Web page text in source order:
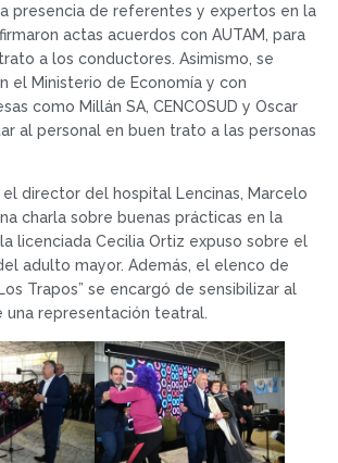
presencia de referentes y expertos en la
actas acuerdos con AUTAM, para
a los conductores. Asimismo, se
el Ministerio de Economía y con
como Millán SA, CENCOSUD y Oscar
al personal en buen trato a las personas
director del hospital Lencinas, Marcelo
charla sobre buenas prácticas en la
licenciada Cecilia Ortiz expuso sobre el
adulto mayor. Además, el elenco de
Trapos” se encargó de sensibilizar al
una representación teatral.